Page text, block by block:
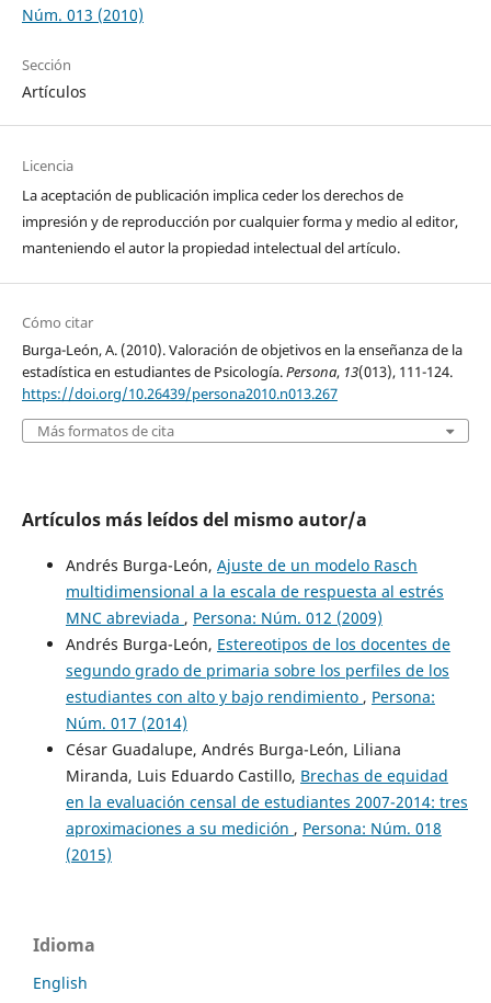
Núm. 013 (2010)
Sección
Artículos
Licencia
La aceptación de publicación implica ceder los derechos de
impresión y de reproducción por cualquier forma y medio al editor,
manteniendo el autor la propiedad intelectual del artículo.
Cómo citar
Burga-León, A. (2010). Valoración de objetivos en la enseñanza de la
estadística en estudiantes de Psicología.Persona, 13(013), 111-124.
https://doi.org/10.26439/persona2010.n013.267
Más formatos de cita
Artículos más leídos del mismo autor/a
Andrés Burga-León, Ajuste de un modelo Rasch
multidimensional a la escala de respuesta al estrés
MNC abreviada , Persona: Núm. 012 (2009)
Andrés Burga-León, Estereotipos de los docentes de
segundo grado de primaria sobre los perfiles de los
estudiantes con alto y bajo rendimiento , Persona:
Núm. 017 (2014)
César Guadalupe, Andrés Burga-León, Liliana
Miranda, Luis Eduardo Castillo, Brechas de equidad
en la evaluación censal de estudiantes 2007-2014: tres
aproximaciones a su medición , Persona: Núm. 018
(2015)
Idioma
English